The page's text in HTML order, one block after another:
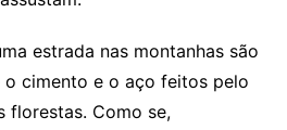
nas montanhas são
cimento e o aço feitos pelo
florestas. Como se,